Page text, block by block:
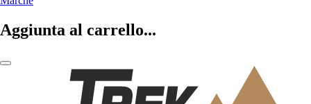
Aggiunta al carrello...